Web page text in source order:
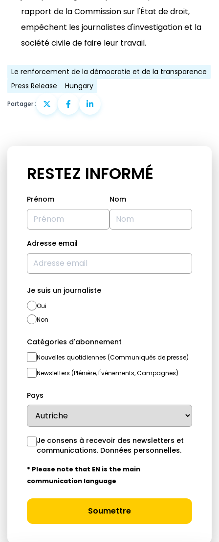
rapport de la Commission sur l'État de droit,
empêchent les journalistes d'investigation et la
société civile de faire leur travail.
Le renforcement de la démocratie et de la transparence
Press Release
Hungary
Partager :
RESTEZ INFORMÉ
Prénom Nom
Adresse email
Je suis un journaliste
Oui
Non
Catégories d'abonnement
Nouvelles quotidiennes (Communiqués de presse)
Newsletters (Plénière, Événements, Campagnes)
Pays
Je consens à recevoir des newsletters et
communications. Données personnelles.
* Please note that EN is the main
communication language
Soumettre